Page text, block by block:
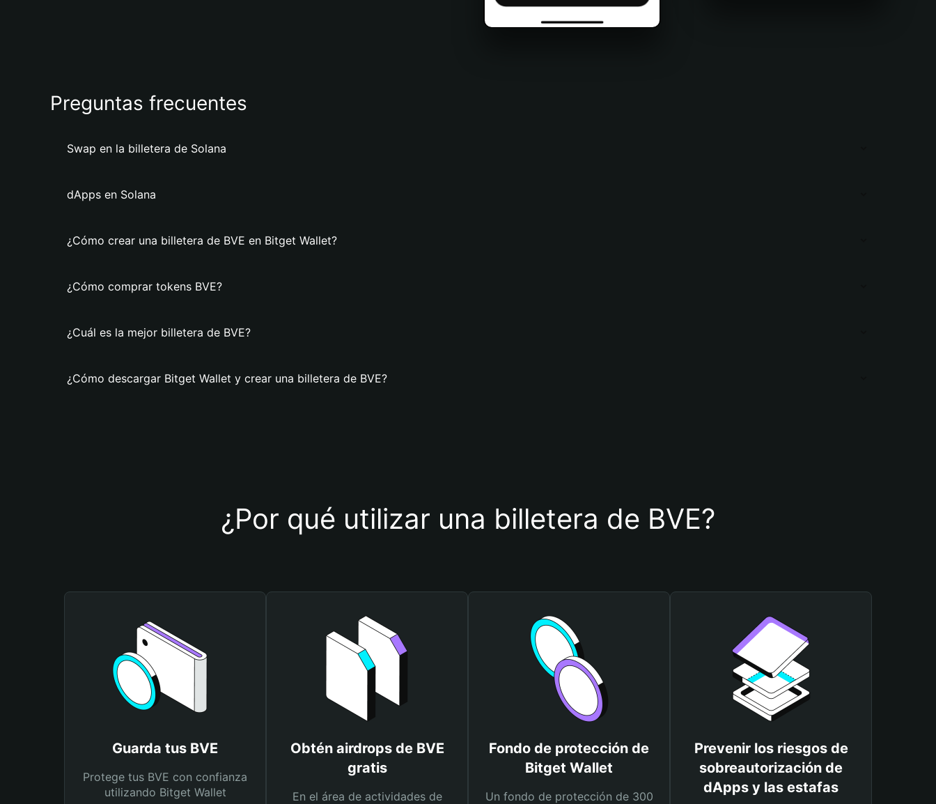
Preguntas frecuentes
Swap en la billetera de Solana
dApps en Solana
¿Cómo crear una billetera de BVE en Bitget Wallet?
¿Cómo comprar tokens BVE?
¿Cuál es la mejor billetera de BVE?
¿Cómo descargar Bitget Wallet y crear una billetera de BVE?
¿Por qué utilizar una billetera de BVE?
Guarda tus BVE
Protege tus BVE con confianza
utilizando Bitget Wallet
Obtén airdrops de BVE
gratis
En el área de actividades de
Fondo de protección de
Bitget Wallet
Un fondo de protección de 300
Prevenir los riesgos de
sobreautorización de
dApps y las estafas